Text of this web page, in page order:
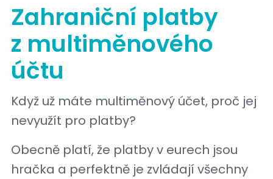
Zahraniční platby
z multiměnového
účtu
Když už máte multiměnový účet, proč jej
nevyužít pro platby?
Obecně platí, že platby v eurech jsou
hračka a perfektně je zvládají všechny